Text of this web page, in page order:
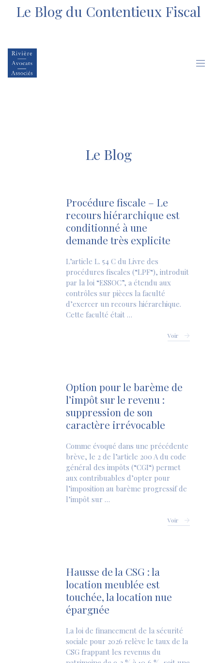
Le Blog du Contentieux Fiscal
Le Blog
Procédure fiscale – Le
recours hiérarchique est
conditionné à une
demande très explicite
L’article L. 54 C du Livre des
procédures fiscales (“LPF“), introduit
par la loi “ESSOC”, a étendu aux
contrôles sur pièces la faculté
d’exercer un recours hiérarchique.
Cette faculté était …
Voir
Option pour le barème de
l’impôt sur le revenu :
suppression de son
caractère irrévocable
Comme évoqué dans une précédente
brève, le 2 de l’article 200 A du code
général des impôts (“CGI“) permet
aux contribuables d’opter pour
l’imposition au barème progressif de
l’impôt sur …
Voir
Hausse de la CSG : la
location meublée est
touchée, la location nue
épargnée
La loi de financement de la sécurité
sociale pour 2026 relève le taux de la
CSG frappant les revenus du